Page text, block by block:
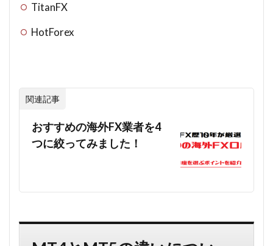
TitanFX
HotForex
関連記事
おすすめの海外FX業者を4
つに絞ってみました！